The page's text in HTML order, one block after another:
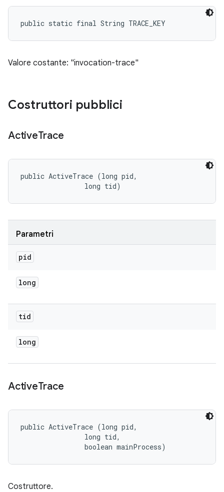
public static final String TRACE_KEY
Valore costante: "invocation-trace"
Costruttori pubblici
ActiveTrace
public ActiveTrace (long pid,
                long tid)
Parametri
pid
long
tid
long
ActiveTrace
public ActiveTrace (long pid,
                long tid,
                boolean mainProcess)
Costruttore.